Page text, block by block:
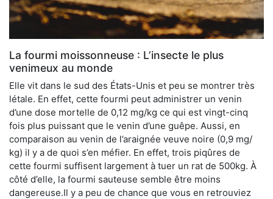
La fourmi moissonneuse : L’insecte le plus
venimeux au monde
Elle vit dans le sud des États-Unis et peu se montrer très
létale. En effet, cette fourmi peut administrer un venin
d’une dose mortelle de 0,12 mg/kg ce qui est vingt-cinq
fois plus puissant que le venin d’une guêpe. Aussi, en
comparaison au venin de l’araignée veuve noire (0,9 mg/
kg) il y a de quoi s’en méfier. En effet, trois piqûres de
cette fourmi suffisent largement à tuer un rat de 500kg. À
côté d’elle, la fourmi sauteuse semble être moins
dangereuse.Il y a peu de chance que vous en retrouviez